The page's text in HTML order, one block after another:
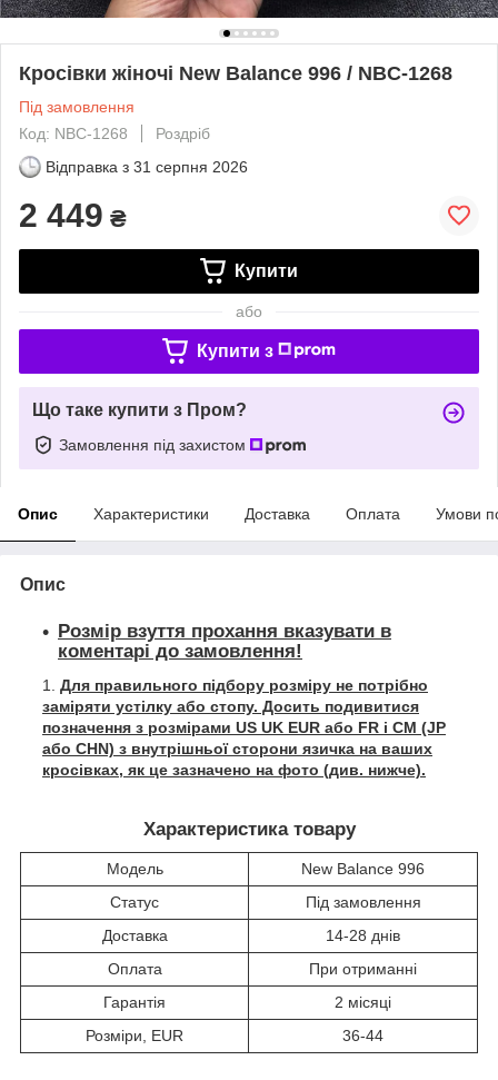
Кросівки жіночі New Balance 996 / NBC-1268
Під замовлення
Код: NBC-1268
Роздріб
Відправка з 31 серпня 2026
2 449 ₴
Купити
або
Купити з
Що таке купити з Пром?
Замовлення під захистом
Опис Характеристики Доставка Оплата Умови
Опис
Розмір взуття прохання вказувати в
коментарі до замовлення!
Для правильного підбору розміру не потрібно
заміряти устілку або стопу. Досить подивитися
позначення з розмірами US UK EUR або FR і СМ (JP
або CHN) з внутрішньої сторони язичка на ваших
кросівках, як це зазначено на фото (див. нижче).
Характеристика товару
Модель
New Balance 996
Статус
Під замовлення
Доставка
14-28 днів
Оплата
При отриманні
Гарантія
2 місяці
Розміри, EUR
36-44